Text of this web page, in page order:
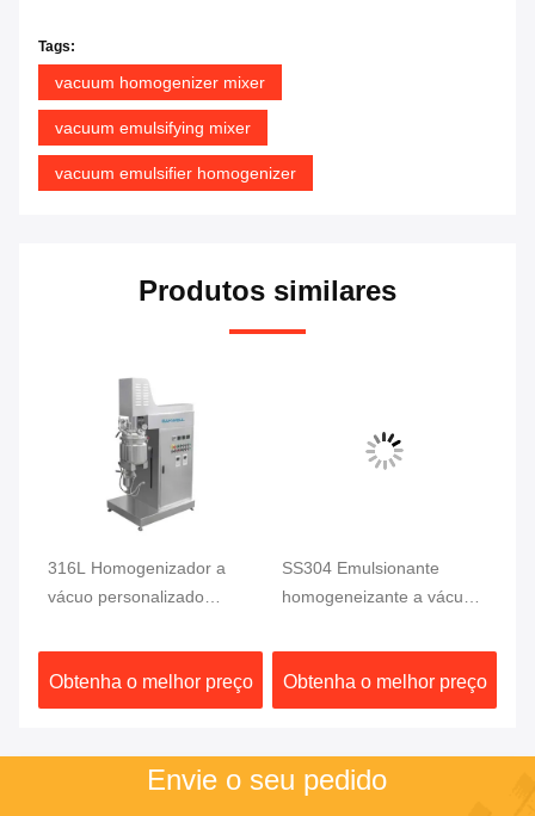
Tags:
vacuum homogenizer mixer
vacuum emulsifying mixer
vacuum emulsifier homogenizer
Produtos similares
316L Homogenizador a
vácuo personalizado
Misturador
Homogenizador
Emulsionador
Obtenha o melhor preço
SS304 Emulsionante
homogeneizante a vácuo,
emulsionante de creme,
emulsionante
homogeneizante,
Obtenha o melhor preço
Envie o seu pedido